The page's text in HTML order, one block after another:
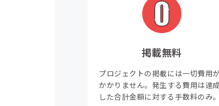
掲載無料
プロジェクトの掲載には一切費用
かかりません。発生する費用は達
した合計金額に対する手数料のみ